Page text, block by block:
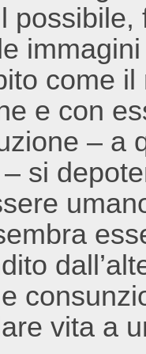
come
e con
– a
si
vita a